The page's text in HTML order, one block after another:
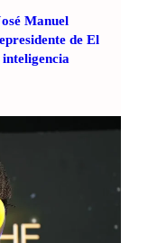
Manuel
de El